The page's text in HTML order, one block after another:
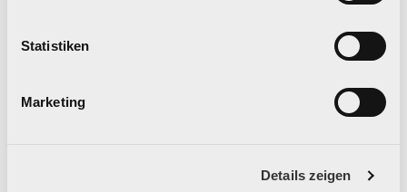
Statistiken
Marketing
Details zeigen